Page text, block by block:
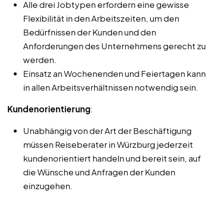
Alle drei Jobtypen erfordern eine gewisse
Flexibilität in den Arbeitszeiten, um den
Bedürfnissen der Kunden und den
Anforderungen des Unternehmens gerecht zu
werden.
Einsatz an Wochenenden und Feiertagen kann
in allen Arbeitsverhältnissen notwendig sein.
Kundenorientierung:
Unabhängig von der Art der Beschäftigung
müssen Reiseberater in Würzburg jederzeit
kundenorientiert handeln und bereit sein, auf
die Wünsche und Anfragen der Kunden
einzugehen.